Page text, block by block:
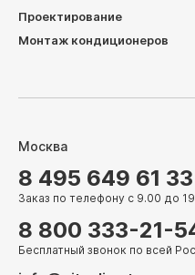
Проектирование
Монтаж кондиционеров
Москва
8 495 649 61 33
Заказ по телефону с 9.00 до
8 800 333-21-
Бесплатный звонок по всей